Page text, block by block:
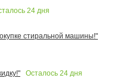
24 дня
стиральной машины!"
Осталось 24 дня